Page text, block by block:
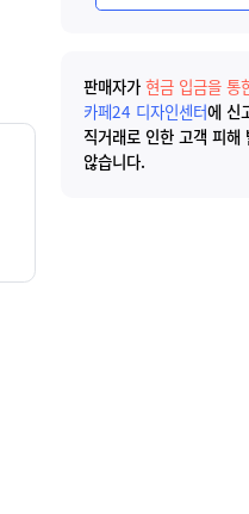
판매자가현금 입금을 통
카페24 디자인센터에 신
직거래로 인한 고객 피
않습니다.